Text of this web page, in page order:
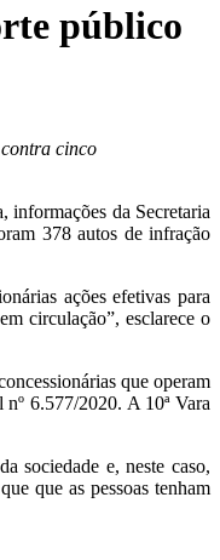
público
cinco
informações da Secretaria
378 autos de infração
ações efetivas para
circulação”, esclarece o
que operam
6.577/2020. A 10ª Vara
sociedade e, neste caso,
que as pessoas tenham